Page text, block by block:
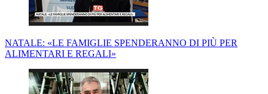
NATALE: «LE FAMIGLIE SPENDERANNO DI PIÙ PER
ALIMENTARI E REGALI»